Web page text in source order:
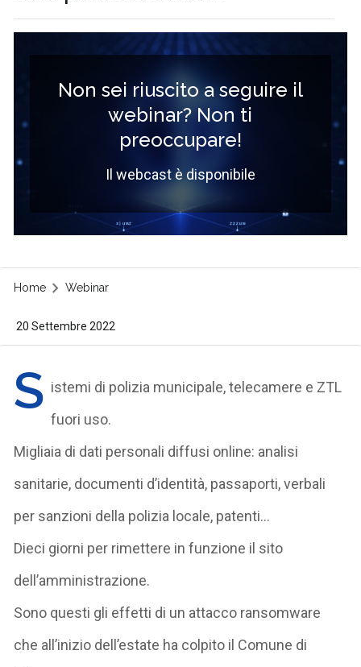
Non sei riuscito a seguire il
webinar? Non ti
preoccupare!
Il webcast è disponibile
Home Webinar
20 Settembre 2022
S istemi di polizia municipale, telecamere e ZTL
fuori uso.
Migliaia di dati personali diffusi online: analisi
sanitarie, documenti d’identità, passaporti, verbali
per sanzioni della polizia locale, patenti…
Dieci giorni per rimettere in funzione il sito
dell’amministrazione.
Sono questi gli effetti di un attacco ransomware
che all’inizio dell’estate ha colpito il Comune di